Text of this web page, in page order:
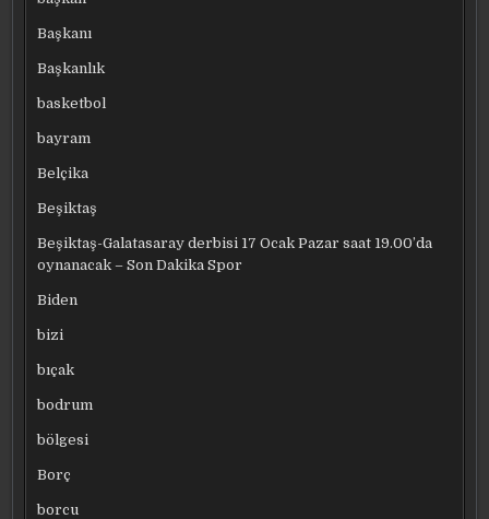
Başkanı
Başkanlık
basketbol
bayram
Belçika
Beşiktaş
Beşiktaş-Galatasaray derbisi 17 Ocak Pazar saat 19.00’da
oynanacak – Son Dakika Spor
Biden
bizi
bıçak
bodrum
bölgesi
Borç
borcu